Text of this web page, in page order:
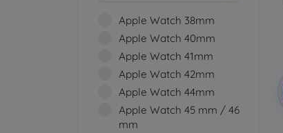
Apple Watch 38mm
Apple Watch 40mm
Apple Watch 41mm
Apple Watch 42mm
Apple Watch 44mm
Apple Watch 45 mm / 46
mm